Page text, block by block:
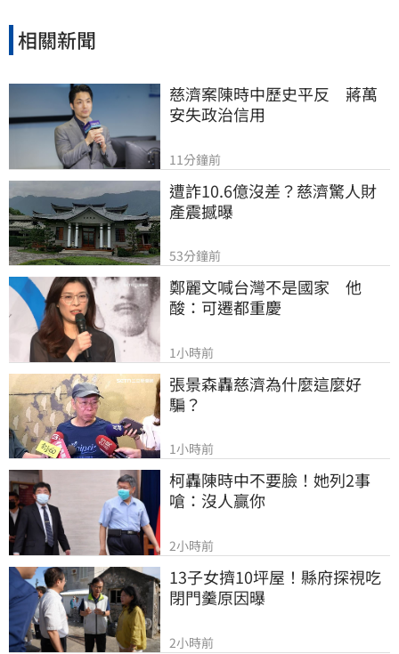
相關新聞
慈濟案陳時中歷史平反　蔣萬
安失政治信用
11分鐘前
遭詐10.6億沒差？慈濟驚人財
產震撼曝
53分鐘前
鄭麗文喊台灣不是國家　他
酸：可遷都重慶
1小時前
張景森轟慈濟為什麼這麼好
騙？
1小時前
柯轟陳時中不要臉！她列2事
嗆：沒人贏你
2小時前
13子女擠10坪屋！縣府探視吃
閉門羹原因曝
2小時前